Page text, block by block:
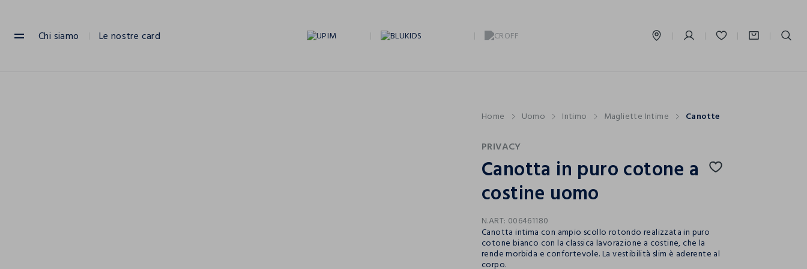
Chi siamo Le nostre card
Home Uomo Intimo Magliette Intime Canotte
PRIVACY
Canotta in puro cotone a
costine uomo
N.ART: 006461180
Canotta intima con ampio scollo rotondo realizzata in puro
cotone bianco con la classica lavorazione a costine, che la
rende morbida e confortevole. La vestibilità slim è aderente al
corpo.